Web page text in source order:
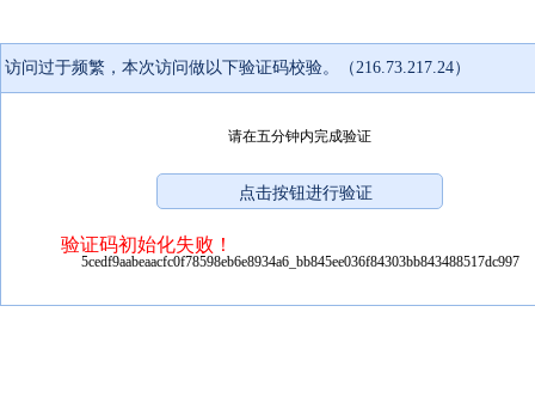
访问过于频繁，本次访问做以下验证码校验。（216.73.217.24）
请在五分钟内完成验证
验证码初始化失败！
5cedf9aabeaacfc0f78598eb6e8934a6_bb845ee036f84303bb843488517dc997